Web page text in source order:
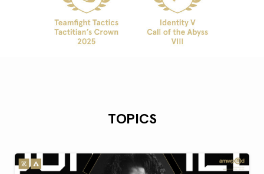
TOPICS